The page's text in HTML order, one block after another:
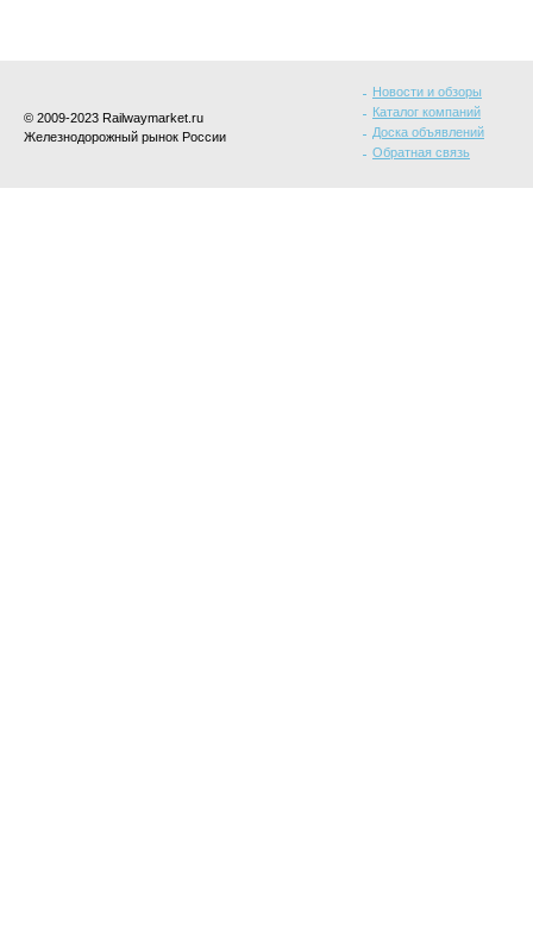
© 2009-2023 Railwaymarket.ru
Железнодорожный рынок России
Новости и обзоры
Каталог компаний
Доска объявлений
Обратная связь